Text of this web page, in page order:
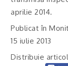
aprilie 2014.
Publicat în
15 iulie 2013
Distribuie